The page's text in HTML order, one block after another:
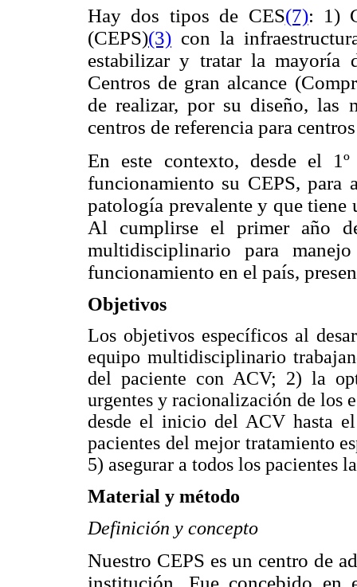
Hay dos tipos de CES(7): 1)
(CEPS)(3) con la
estabilizar y tratar la mayoría
Centros de gran alcance
de realizar, por su diseño, las
centros de referencia para
En este contexto, desde el
funcionamiento su CEPS, para
patología prevalente y que
Al cumplirse el primer año
multidisciplinario para
funcionamiento en el país,
Objetivos
Los objetivos específicos al
equipo multidisciplinario
del paciente con ACV; 2) la
urgentes y racionalización de los
desde el inicio del ACV hasta
pacientes del mejor tratamiento
5) asegurar a todos los pacientes
Material y método
Definición y concepto
Nuestro CEPS es un centro de
institución. Fue concebido